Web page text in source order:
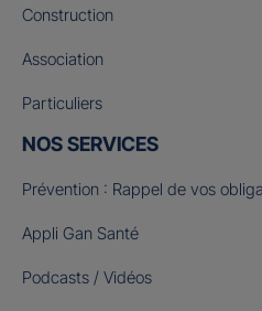
Construction
Association
Particuliers
NOS SERVICES
Prévention : Rappel de vos
Appli Gan Santé
Podcasts / Vidéos